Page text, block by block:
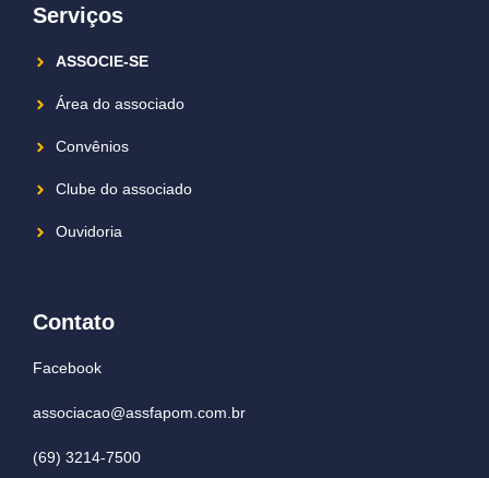
Serviços
ASSOCIE-SE
Área do associado
Convênios
Clube do associado
Ouvidoria
Contato
Facebook
associacao@assfapom.com.br
(69) 3214-7500